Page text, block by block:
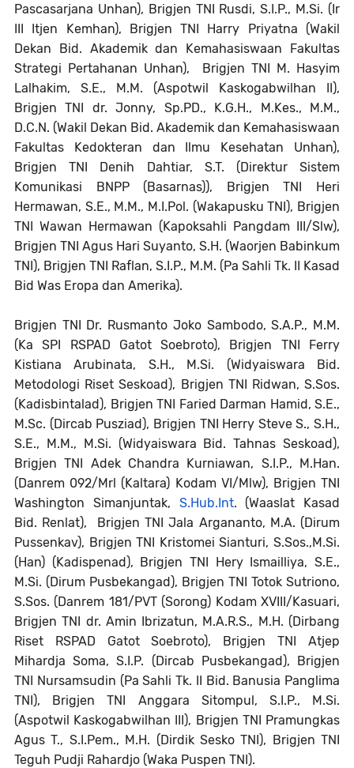
Pascasarjana Unhan), Brigjen TNI Rusdi, S.I.P., M.Si. (Ir
III Itjen Kemhan), Brigjen TNI Harry Priyatna (Wakil
Dekan Bid. Akademik dan Kemahasiswaan Fakultas
Strategi Pertahanan Unhan), Brigjen TNI M. Hasyim
Lalhakim, S.E., M.M. (Aspotwil Kaskogabwilhan II),
Brigjen TNI dr. Jonny, Sp.PD., K.G.H., M.Kes., M.M.,
D.C.N. (Wakil Dekan Bid. Akademik dan Kemahasiswaan
Fakultas Kedokteran dan Ilmu Kesehatan Unhan),
Brigjen TNI Denih Dahtiar, S.T. (Direktur Sistem
Komunikasi BNPP (Basarnas)), Brigjen TNI Heri
Hermawan, S.E., M.M., M.I.Pol. (Wakapusku TNI), Brigjen
TNI Wawan Hermawan (Kapoksahli Pangdam III/Slw),
Brigjen TNI Agus Hari Suyanto, S.H. (Waorjen Babinkum
TNI), Brigjen TNI Raflan, S.I.P., M.M. (Pa Sahli Tk. II Kasad
Bid Was Eropa dan Amerika).
Brigjen TNI Dr. Rusmanto Joko Sambodo, S.A.P., M.M.
(Ka SPI RSPAD Gatot Soebroto), Brigjen TNI Ferry
Kistiana Arubinata, S.H., M.Si. (Widyaiswara Bid.
Metodologi Riset Seskoad), Brigjen TNI Ridwan, S.Sos.
(Kadisbintalad), Brigjen TNI Faried Darman Hamid, S.E.,
M.Sc. (Dircab Pusziad), Brigjen TNI Herry Steve S., S.H.,
S.E., M.M., M.Si. (Widyaiswara Bid. Tahnas Seskoad),
Brigjen TNI Adek Chandra Kurniawan, S.I.P., M.Han.
(Danrem 092/Mrl (Kaltara) Kodam VI/Mlw), Brigjen TNI
Washington Simanjuntak, S.Hub.Int. (Waaslat Kasad
Bid. Renlat), Brigjen TNI Jala Argananto, M.A. (Dirum
Pussenkav), Brigjen TNI Kristomei Sianturi, S.Sos.,M.Si.
(Han) (Kadispenad), Brigjen TNI Hery Ismailliya, S.E.,
M.Si. (Dirum Pusbekangad), Brigjen TNI Totok Sutriono,
S.Sos. (Danrem 181/PVT (Sorong) Kodam XVIII/Kasuari,
Brigjen TNI dr. Amin Ibrizatun, M.A.R.S., M.H. (Dirbang
Riset RSPAD Gatot Soebroto), Brigjen TNI Atjep
Mihardja Soma, S.I.P. (Dircab Pusbekangad), Brigjen
TNI Nursamsudin (Pa Sahli Tk. II Bid. Banusia Panglima
TNI), Brigjen TNI Anggara Sitompul, S.I.P., M.Si.
(Aspotwil Kaskogabwilhan III), Brigjen TNI Pramungkas
Agus T., S.I.Pem., M.H. (Dirdik Sesko TNI), Brigjen TNI
Teguh Pudji Rahardjo (Waka Puspen TNI).